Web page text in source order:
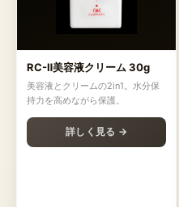
RC-Ⅱ美容液クリーム 30g
美容液とクリームの2in1。水分保
持力を高めながら保護。
詳しく見る →